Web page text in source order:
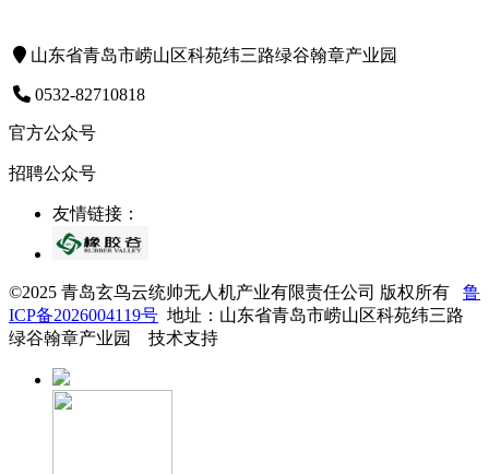
山东省青岛市崂山区科苑纬三路绿谷翰章产业园
0532-82710818
官方公众号
招聘公众号
友情链接：
©2025 青岛玄鸟云统帅无人机产业有限责任公司 版权所有 鲁
ICP备2026004119号 地址：山东省青岛市崂山区科苑纬三路
绿谷翰章产业园 技术支持